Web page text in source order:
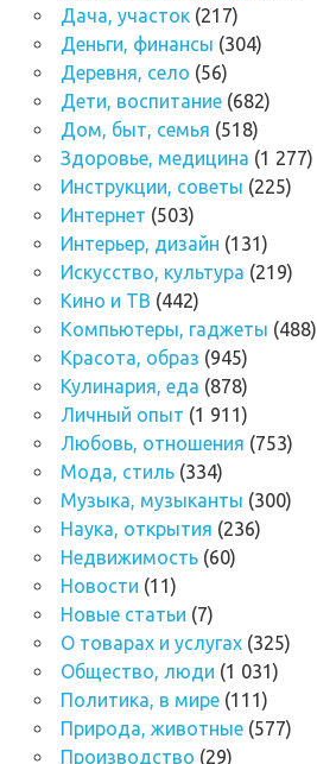
Дача, участок(217)
Деньги, финансы (304)
Деревня, село (56)
Дети, воспитание(682)
Дом, быт, семья (518)
Здоровье, медицина (1 277)
Инструкции, советы (225)
Интернет (503)
Интерьер, дизайн (131)
Искусство, культура (219)
Кино и ТВ (442)
Компьютеры, гаджеты (488)
Красота, образ (945)
Кулинария, еда (878)
Личный опыт (1 911)
Любовь, отношения (753)
Мода, стиль(334)
Музыка, музыканты (300)
Наука, открытия (236)
Недвижимость(60)
Новости (11)
Новые статьи (7)
О товарах и услугах(325)
Общество, люди (1 031)
Политика, в мире(111)
Природа, животные(577)
Производство (29)